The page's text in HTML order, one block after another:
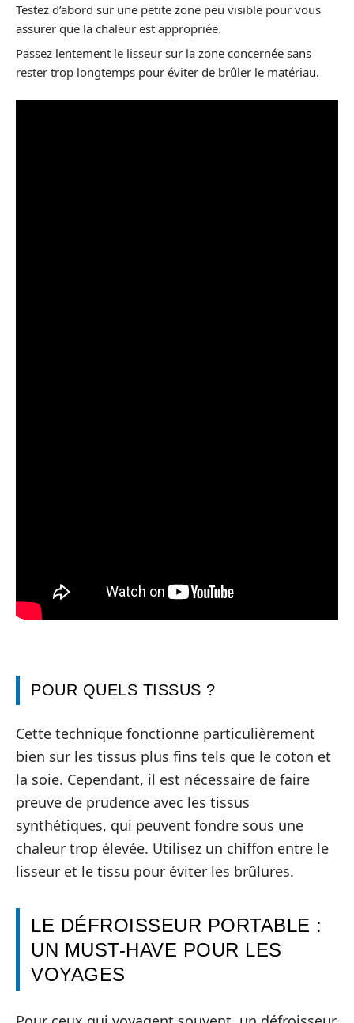
Testez d’abord sur une petite zone peu visible pour vous
assurer que la chaleur est appropriée.
Passez lentement le lisseur sur la zone concernée sans
rester trop longtemps pour éviter de brûler le matériau.
POUR QUELS TISSUS ?
Cette technique fonctionne particulièrement
bien sur les tissus plus fins tels que le coton et
la soie. Cependant, il est nécessaire de faire
preuve de prudence avec les tissus
synthétiques, qui peuvent fondre sous une
chaleur trop élevée. Utilisez un chiffon entre le
lisseur et le tissu pour éviter les brûlures.
LE DÉFROISSEUR PORTABLE :
UN MUST-HAVE POUR LES
VOYAGES